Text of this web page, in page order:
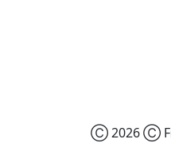
Ⓒ 2026 Ⓒ